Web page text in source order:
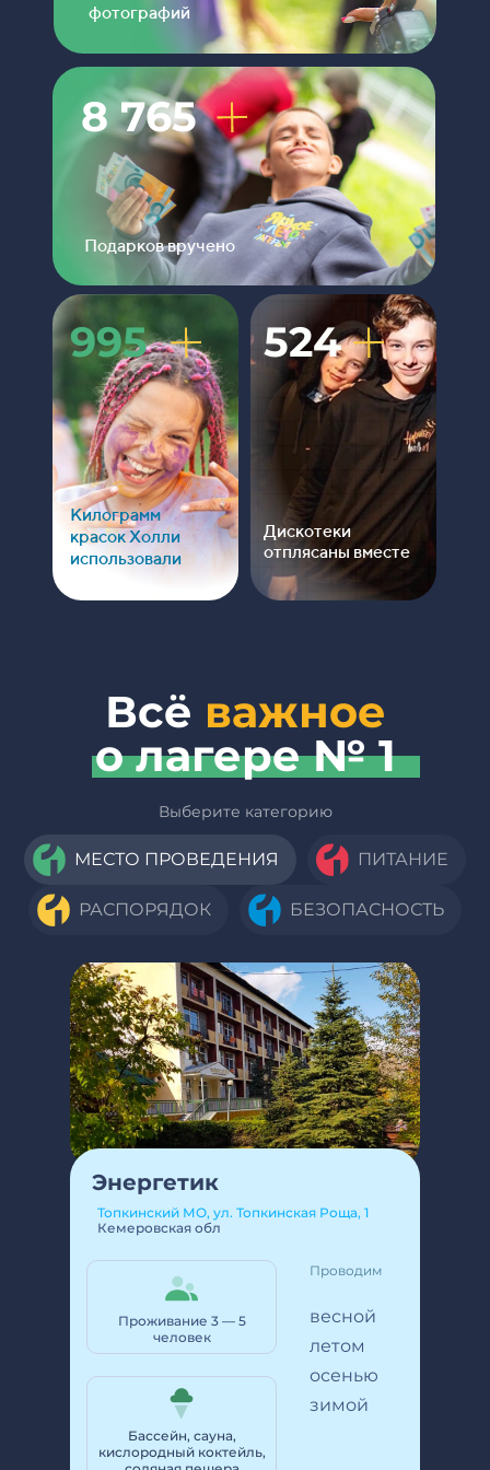
524
Дискотеки
отплясаны вместе
995
Килограмм
красок Холли
использовали
фотографий
8 765
Подарков вручено
Всё важное
о лагере № 1
Выберите категорию
МЕСТО ПРОВЕДЕНИЯ ПИТАНИЕ
РАСПОРЯДОК БЕЗОПАСНОСТЬ
Энергетик
Топкинский МО, ул. Топкинская Роща, 1
Кемеровская обл
Проживание 3 — 5
человек
Бассейн, сауна,
кислородный коктейль,
Проводим
весной
летом
осенью
зимой